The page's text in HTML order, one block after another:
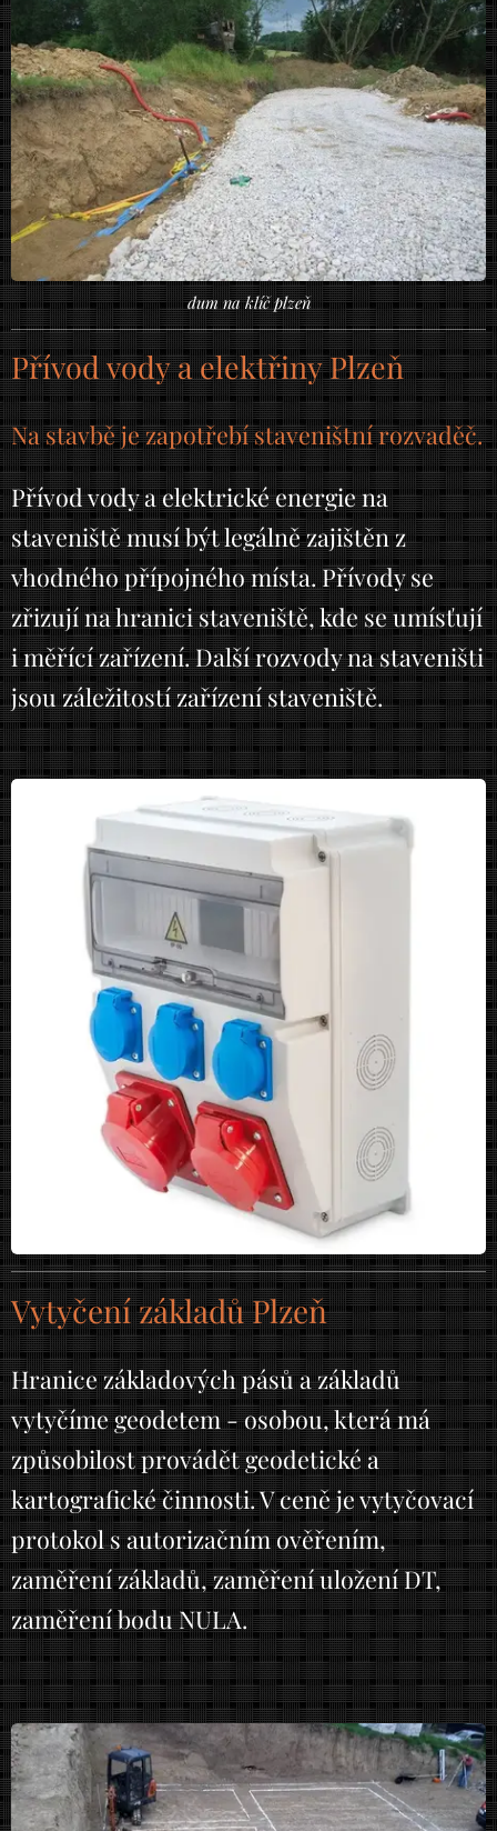
dum na klíč plzeň
Přívod vody a elektřiny Plzeň
Na stavbě je zapotřebí staveništní rozvaděč.
Přívod vody a elektrické energie na
staveniště musí být legálně zajištěn z
vhodného přípojného místa. Přívody se
zřizují na hranici staveniště, kde se umísťují
i měřící zařízení. Další rozvody na staveništi
jsou záležitostí zařízení staveniště.
Vytyčení základů Plzeň
Hranice základových pásů a základů
vytyčíme geodetem - osobou, která má
způsobilost provádět geodetické a
kartografické činnosti. V ceně je vytyčovací
protokol s autorizačním ověřením,
zaměření základů, zaměření uložení DT,
zaměření bodu NULA.